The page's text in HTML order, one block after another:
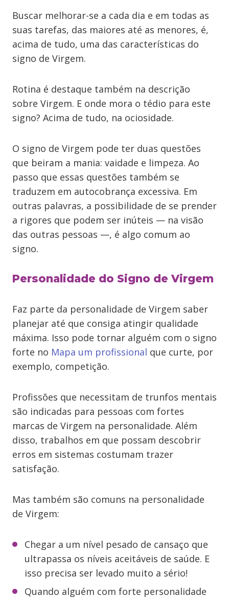
Buscar melhorar-se a cada dia e em todas as
suas tarefas, das maiores até as menores, é,
acima de tudo, uma das características do
signo de Virgem.
Rotina é destaque também na descrição
sobre Virgem. E onde mora o tédio para este
signo? Acima de tudo, na ociosidade.
O signo de Virgem pode ter duas questões
que beiram a mania: vaidade e limpeza. Ao
passo que essas questões também se
traduzem em autocobrança excessiva. Em
outras palavras, a possibilidade de se prender
a rigores que podem ser inúteis — na visão
das outras pessoas —, é algo comum ao
signo.
Personalidade do Signo de Virgem
Faz parte da personalidade de Virgem saber
planejar até que consiga atingir qualidade
máxima. Isso pode tornar alguém com o signo
forte no Mapa um profissional que curte, por
exemplo, competição.
Profissões que necessitam de trunfos mentais
são indicadas para pessoas com fortes
marcas de Virgem na personalidade. Além
disso, trabalhos em que possam descobrir
erros em sistemas costumam trazer
satisfação.
Mas também são comuns na personalidade
de Virgem:
Chegar a um nível pesado de cansaço que
ultrapassa os níveis aceitáveis de saúde. E
isso precisa ser levado muito a sério!
Quando alguém com forte personalidade